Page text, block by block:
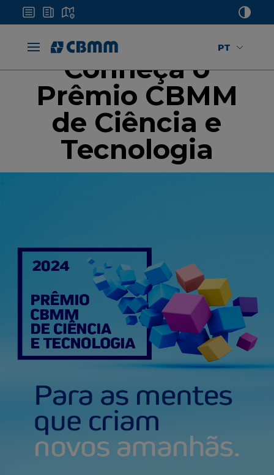
PT
Conheça o
Prêmio CBMM
de Ciência e
Tecnologia